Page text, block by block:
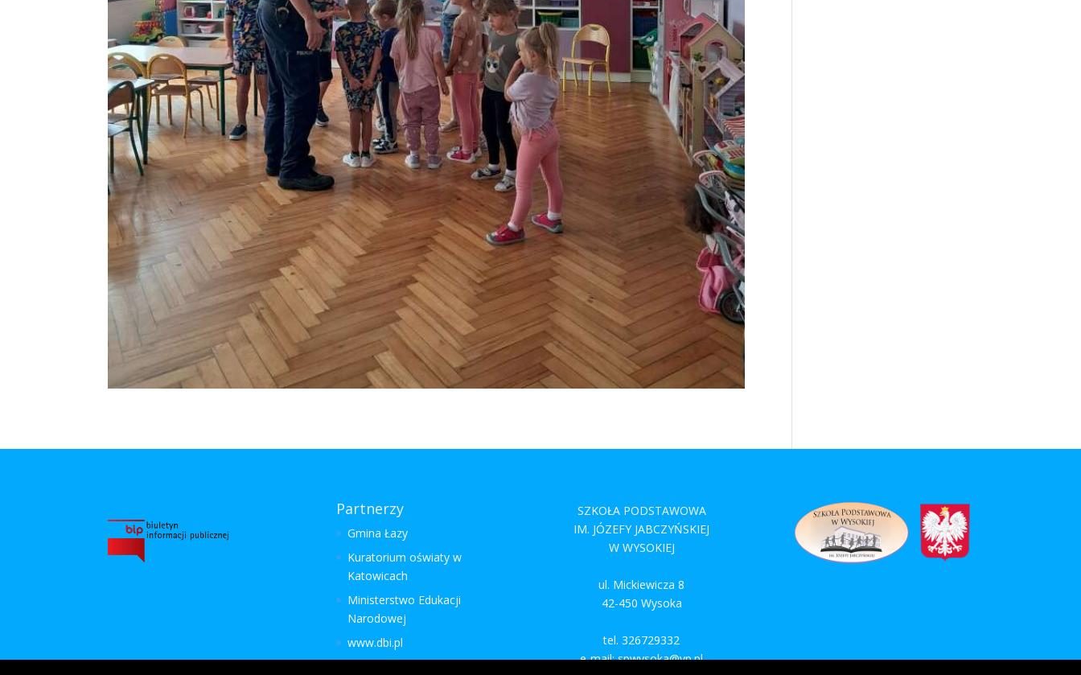
Partnerzy
Gmina Łazy
Kuratorium oświaty w
Katowicach
Ministerstwo Edukacji
Narodowej
www.dbi.pl
SZKOŁA PODSTAWOWA
IM. JÓZEFY JABCZYŃSKIEJ
W WYSOKIEJ
ul. Mickiewicza 8
42-450 Wysoka
tel. 326729332
e-mail: spwysoka@vp.pl